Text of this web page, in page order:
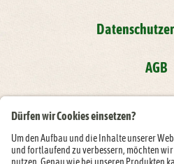
AGB
Folge der